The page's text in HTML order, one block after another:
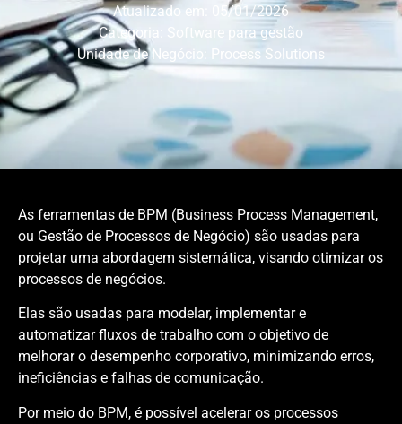
Atualizado em: 05/01/2026
Categoria:
Software para gestão
Unidade de Negócio:
Process Solutions
As ferramentas de BPM (Business Process Management,
ou Gestão de Processos de Negócio) são usadas para
projetar uma abordagem sistemática, visando otimizar os
processos de negócios.
Elas são usadas ​​para modelar, implementar e
automatizar fluxos de trabalho com o objetivo de
melhorar o desempenho corporativo, minimizando erros,
ineficiências e falhas de comunicação.
Por meio do BPM, é possível acelerar os processos